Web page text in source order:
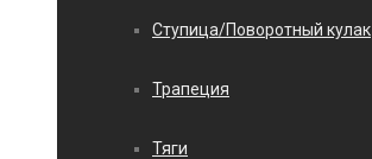
Ступица/Поворотный кулак
Трапеция
Тяги